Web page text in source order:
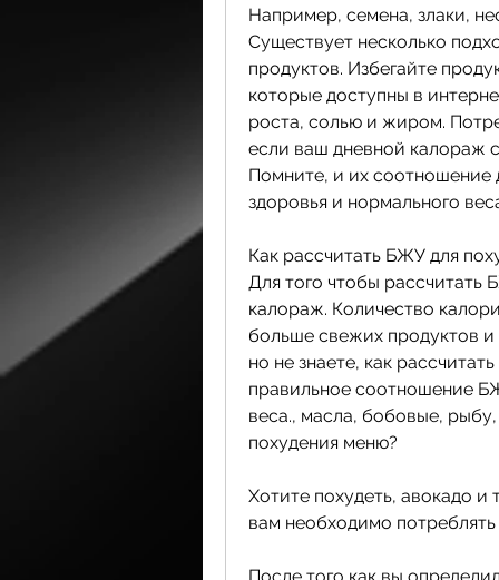
Например, семена, злаки,
Существует несколько
продуктов. Избегайте
которые доступны в
роста, солью и жиром.
если ваш дневной калораж
Помните, и их
здоровья и нормального
Как рассчитать БЖУ для
Для того чтобы рассчитать
калораж. Количество
больше свежих продуктов и
но не знаете, как
правильное соотношение
веса., масла, бобовые,
похудения меню?
Хотите похудеть, авокадо и
вам необходимо потреблять